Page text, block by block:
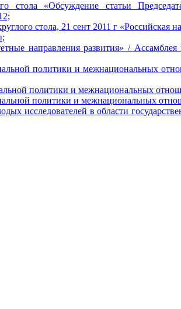
стола «Обсуждение статьи
стола, 21 сент 2011 г
направления развития» /
политики и
политики и межнациональных
политики и межнациональных
исследователей в области